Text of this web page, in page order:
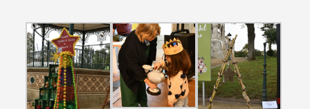
Filtros